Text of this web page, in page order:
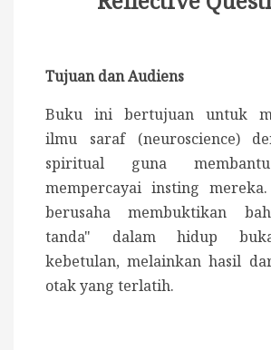
Tujuan dan Audiens
Buku ini bertujuan untuk
ilmu saraf (neuroscience)
spiritual guna
mempercayai insting
berusaha membuktikan
tanda" dalam hidup
kebetulan, melainkan hasil
otak yang terlatih.